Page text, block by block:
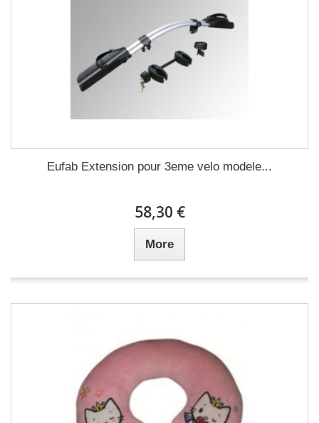
Eufab Extension pour 3eme velo modele...
58,30 €
More